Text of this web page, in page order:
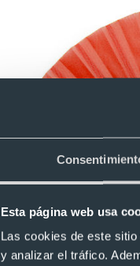
Esta página web usa
Las cookies de este
y analizar el tráfico.